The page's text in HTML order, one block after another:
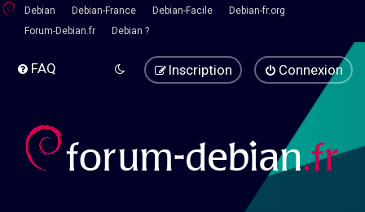
Debian Debian-France Debian-Facile
Debian-fr.org
Forum-Debian.fr
Debian ?
FAQ Connexion
Inscription